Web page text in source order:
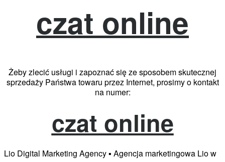
czat online
Żeby zlecić usługi i zapoznać się ze sposobem skutecznej
sprzedaży Państwa towaru przez Internet, prosimy o kontakt
na numer:
czat online
Lio Digital Marketing Agency ▪️ Agencja marketingowa Lio w